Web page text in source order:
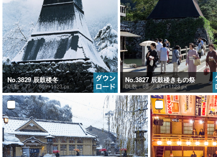
No.3829 辰鼓楼冬
DL数：77 ／859×1123 px
No.3827 辰鼓楼きもの祭
DL数：66 ／871×1123 px